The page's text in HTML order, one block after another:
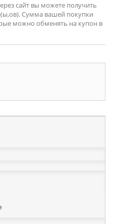
сайт вы можете получить
Сумма вашей покупки
можно обменять на купон в